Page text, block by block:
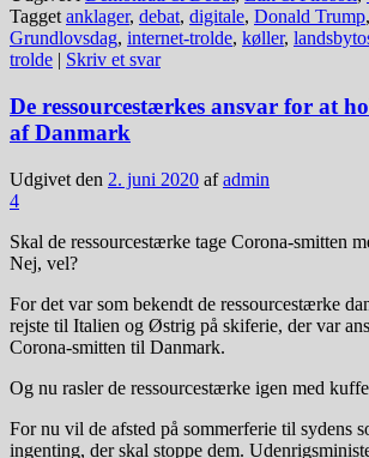
Tagget anklager, debat, digitale, Donald Trump,
Grundlovsdag, internet-trolde, køller,
trolde | Skriv et svar
De ressourcestærkes ansvar for at
af Danmark
Udgivet den 2. juni 2020 afadmin
4
Skal de ressourcestærke tage Corona-smitten
Nej, vel?
For det var som bekendt de ressourcestærke
rejste til Italien og Østrig på skiferie, der var
Corona-smitten til Danmark.
Og nu rasler de ressourcestærke igen med
For nu vil de afsted på sommerferie til sydens
ingenting, der skal stoppe dem.